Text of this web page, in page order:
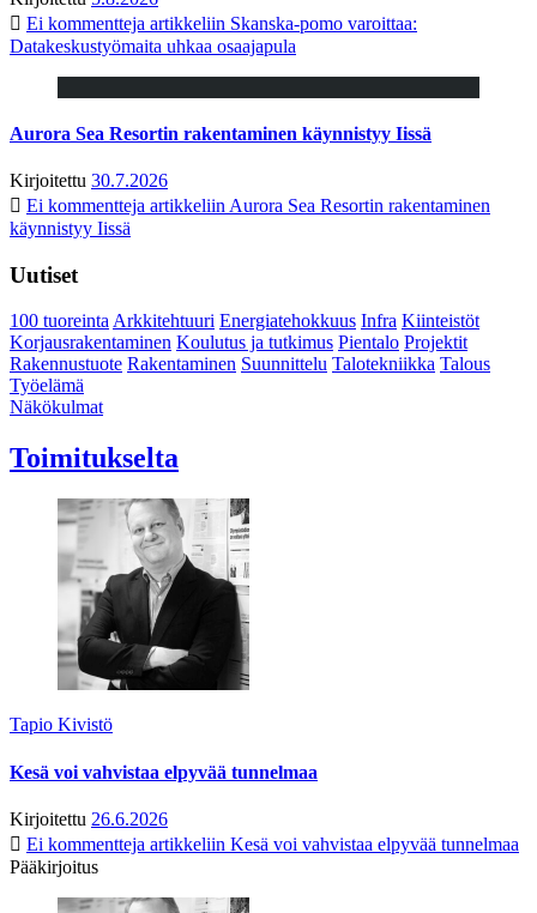
Ei kommentteja artikkeliin Skanska-pomo varoittaa:
Datakeskustyömaita uhkaa osaajapula
Aurora Sea Resortin rakentaminen käynnistyy Iissä
Kirjoitettu 30.7.2026
Ei kommentteja artikkeliin Aurora Sea Resortin rakentaminen
käynnistyy Iissä
Uutiset
100 tuoreintaArkkitehtuuri Energiatehokkuus Infra Kiinteistöt
Korjausrakentaminen Koulutus ja tutkimus Pientalo Projektit
Rakennustuote Rakentaminen Suunnittelu Talotekniikka Talous
Työelämä
Näkökulmat
Toimitukselta
Tapio Kivistö
Kesä voi vahvistaa elpyvää tunnelmaa
Kirjoitettu 26.6.2026
Ei kommentteja artikkeliin Kesä voi vahvistaa elpyvää tunnelmaa
Pääkirjoitus